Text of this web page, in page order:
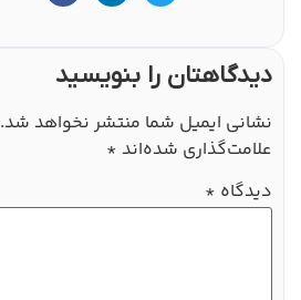
دیدگاهتان را بنویسید
نشانی ایمیل شما منتشر نخواهد شد.
علامت‌گذاری شده‌اند *
دیدگاه *